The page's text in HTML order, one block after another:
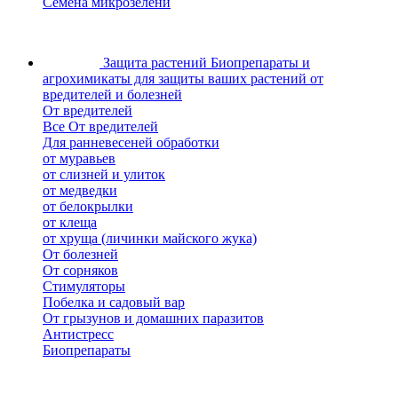
Защита растений Биопрепараты и
агрохимикаты для защиты ваших растений от
вредителей и болезней
От вредителей
Все От вредителей
Для ранневесеней обработки
от муравьев
от слизней и улиток
от медведки
от белокрылки
от клеща
от хруща (личинки майского жука)
От болезней
От сорняков
Стимуляторы
Побелка и садовый вар
От грызунов и домашних паразитов
Антистресс
Биопрепараты